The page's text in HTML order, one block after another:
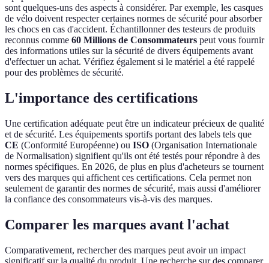
sont quelques-uns des aspects à considérer. Par exemple, les casques
de vélo doivent respecter certaines normes de sécurité pour absorber
les chocs en cas d'accident. Échantillonner des testeurs de produits
reconnus comme 60 Millions de Consommateurs peut vous fournir
des informations utiles sur la sécurité de divers équipements avant
d'effectuer un achat. Vérifiez également si le matériel a été rappelé
pour des problèmes de sécurité.
L'importance des certifications
Une certification adéquate peut être un indicateur précieux de qualité
et de sécurité. Les équipements sportifs portant des labels tels que
CE (Conformité Européenne) ou ISO (Organisation Internationale
de Normalisation) signifient qu'ils ont été testés pour répondre à des
normes spécifiques. En 2026, de plus en plus d'acheteurs se tournent
vers des marques qui affichent ces certifications. Cela permet non
seulement de garantir des normes de sécurité, mais aussi d'améliorer
la confiance des consommateurs vis-à-vis des marques.
Comparer les marques avant l'achat
Comparativement, rechercher des marques peut avoir un impact
significatif sur la qualité du produit. Une recherche sur des comparer